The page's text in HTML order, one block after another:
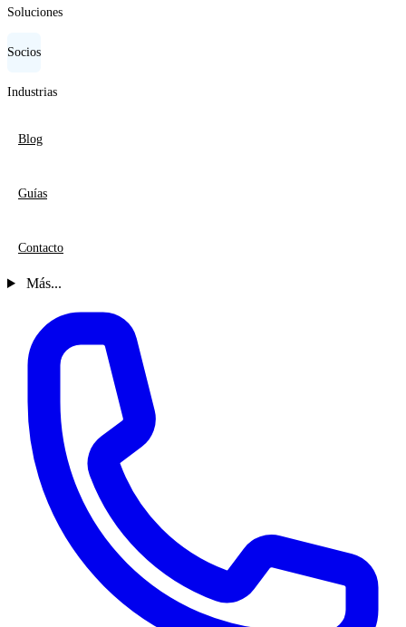
Soluciones
Socios
Industrias
Blog
Guías
Contacto
Más...